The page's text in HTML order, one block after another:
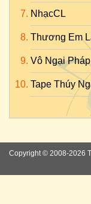
NhạcCL
Thương Em
Vô Ngại Pháp
Tape Thúy
Copyright © 2008-2026